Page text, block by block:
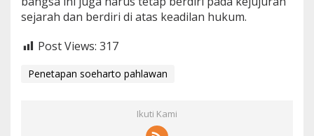
sejarah dan berdiri di atas keadilan hukum.
Post Views: 317
Penetapan soeharto pahlawan
Ikuti Kami